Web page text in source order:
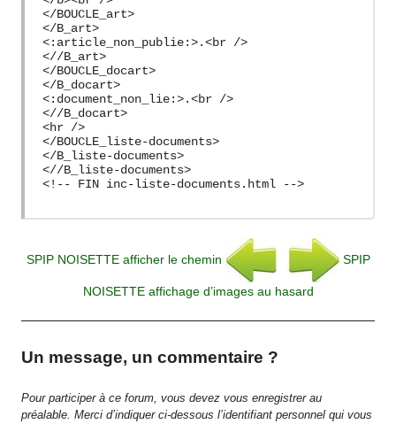
</BOUCLE_art>
</B_art>
<:article_non_publie:>.<br />
<//B_art>
</BOUCLE_docart>
</B_docart>
<:document_non_lie:>.<br />
<//B_docart>
<hr />
</BOUCLE_liste-documents>
</B_liste-documents>
<//B_liste-documents>
<!-- FIN inc-liste-documents.html -->
SPIP NOISETTE afficher le chemin SPIP
NOISETTE affichage d’images au hasard
Un message, un commentaire ?
Pour participer à ce forum, vous devez vous enregistrer au
préalable. Merci d’indiquer ci-dessous l’identifiant personnel qui vous